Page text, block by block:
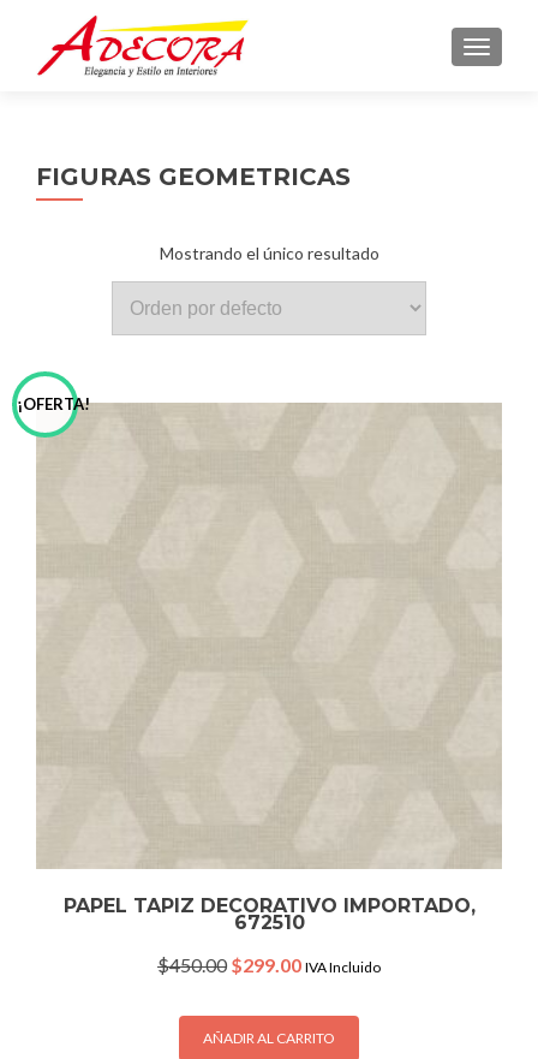
FIGURAS GEOMETRICAS
Mostrando el único resultado
¡OFERTA!
PAPEL TAPIZ DECORATIVO IMPORTADO,
672510
$450.00 Original
was:
$450.00.
$299.00Current
is:
$299.00.
IVA Incluido
AÑADIR AL CARRITO